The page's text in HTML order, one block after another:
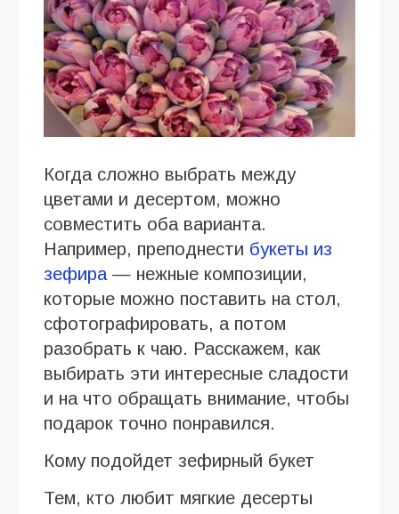
Когда сложно выбрать между
цветами и десертом, можно
совместить оба варианта.
Например, преподнести букеты из
зефира— нежные композиции,
которые можно поставить на стол,
сфотографировать, а потом
разобрать к чаю. Расскажем, как
выбирать эти интересные сладости
и на что обращать внимание, чтобы
подарок точно понравился.
Кому подойдет зефирный букет
Тем, кто любит мягкие десерты